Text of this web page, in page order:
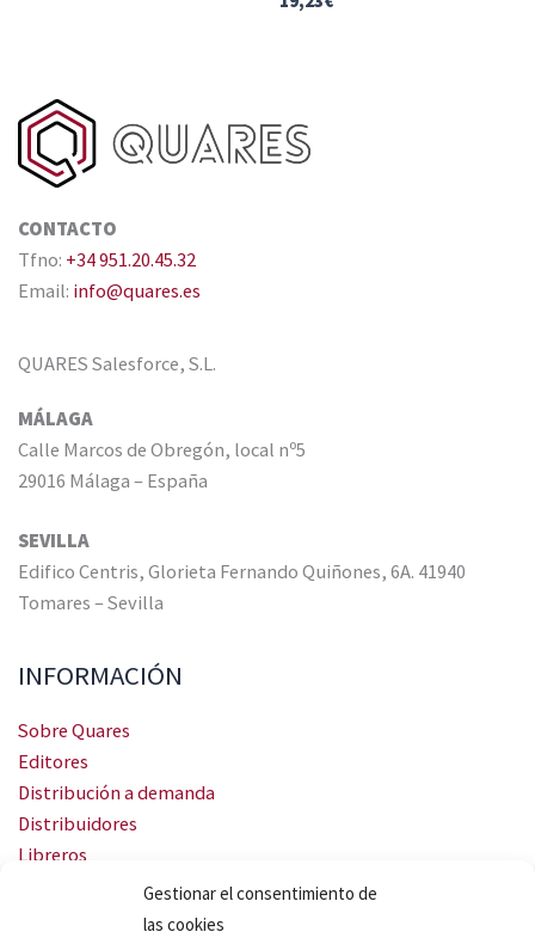
Gestionar el consentimiento de
las cookies
CONTACTO
Tfno: +34 951.20.45.32
Email: info@quares.es
QUARES Salesforce, S.L.
MÁLAGA
Calle Marcos de Obregón, local nº5
29016 Málaga – España
SEVILLA
Edifico Centris, Glorieta Fernando Quiñones, 6A. 41940
Tomares – Sevilla
INFORMACIÓN
Sobre Quares
Editores
Distribución a demanda
Distribuidores
Libreros
Servicio Landingweb
Crea tu audiobook